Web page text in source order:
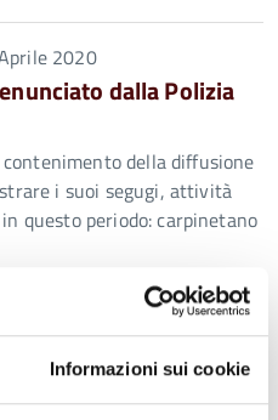
Informazioni sui cookie
2020
dalla Polizia
della diffusione
i suoi segugi, attività
questo periodo: carpinetano
2020
Ieri una quarantina
contravvenzionati (ma per